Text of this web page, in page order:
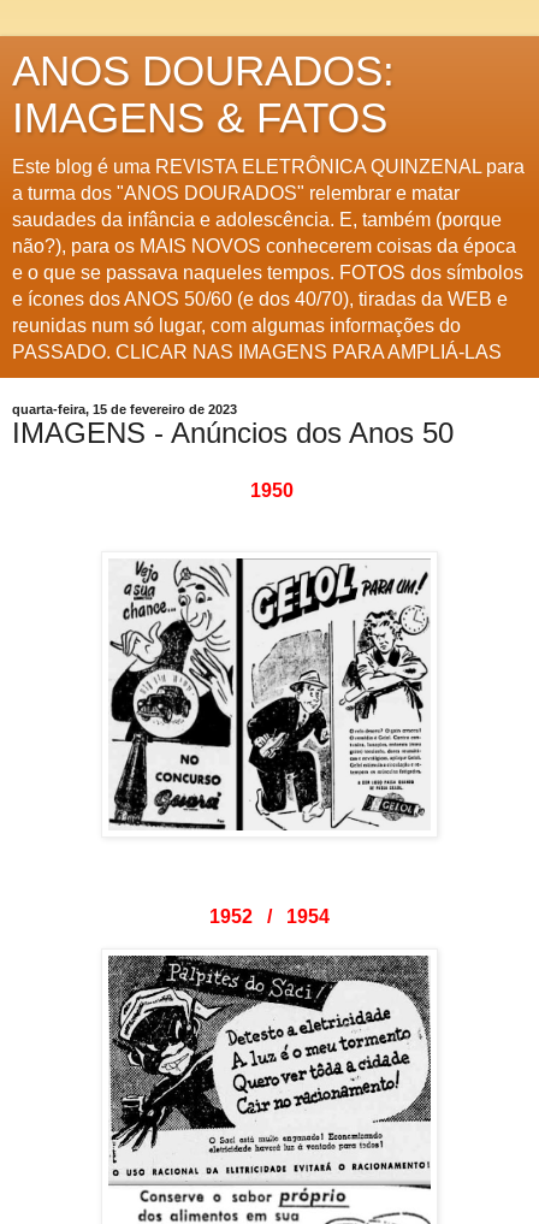
ANOS DOURADOS:
IMAGENS & FATOS
Este blog é uma REVISTA ELETRÔNICA QUINZENAL para
a turma dos "ANOS DOURADOS" relembrar e matar
saudades da infância e adolescência. E, também (porque
não?), para os MAIS NOVOS conhecerem coisas da época
e o que se passava naqueles tempos. FOTOS dos símbolos
e ícones dos ANOS 50/60 (e dos 40/70), tiradas da WEB e
reunidas num só lugar, com algumas informações do
PASSADO. CLICAR NAS IMAGENS PARA AMPLIÁ-LAS
quarta-feira, 15 de fevereiro de 2023
IMAGENS - Anúncios dos Anos 50
1950
1952 / 1954